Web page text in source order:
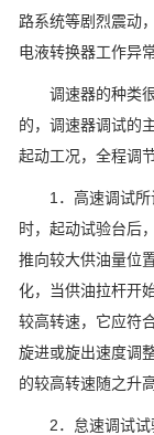
路系统等剧烈震动
电液转换器工作异
调速器的种类很
的，调速器调试的
起动工况，全程调节
1．高速调试所
时，起动试验台后
推向较大供油量位
化，当供油拉杆开
较高转速，它应符
旋进或旋出速度调
的较高转速随之升
2．怠速调试试